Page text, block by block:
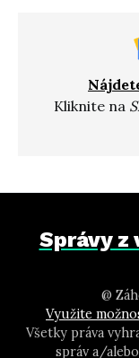
Kliknite na
Správy z
@
Využite
Všetky práva
správ a/